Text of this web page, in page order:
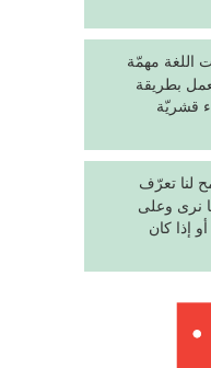
اللغة مهمّة
بطريقة
لا سيّما في النصف اليساريّ. نتحدّث عن 2 أجزاء قشريّة
لنا تعرّف
نرى وعلى
إذا كان